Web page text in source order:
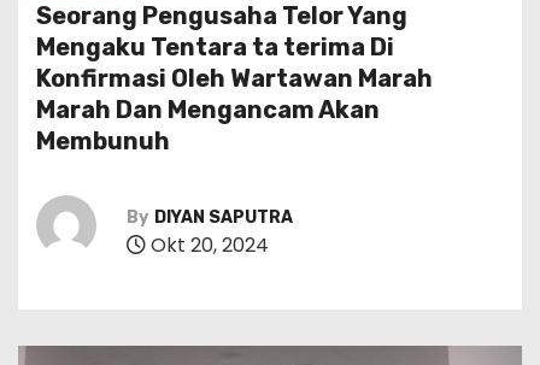
Seorang Pengusaha Telor Yang
Mengaku Tentara ta terima Di
Konfirmasi Oleh Wartawan Marah
Marah Dan Mengancam Akan
Membunuh
By DIYAN SAPUTRA
Okt 20, 2024